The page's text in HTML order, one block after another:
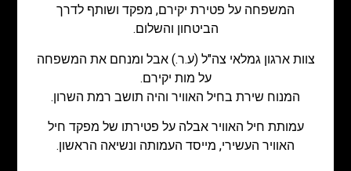
המשפחה על פטירת יקירם, מפקד ושותף לדרך
הביטחון והשלום.
צוות ארגון גמלאי צה"ל (ע.ר.) אבל ומנחם את המשפחה
על מות יקירם.
המנוח שירת בחיל האוויר והיה תושב רמת השרון.
עמותת חיל האוויר אבלה על פטירתו של מפקד חיל
האוויר העשירי, מייסד העמותה ונשיאה הראשון.